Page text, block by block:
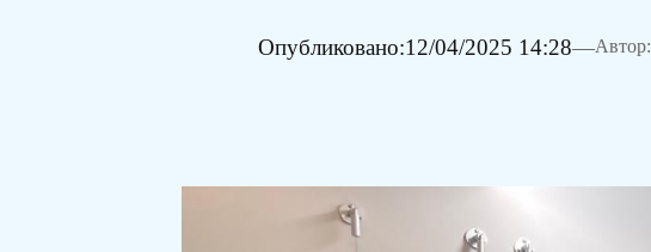
Опубликовано:12/04/2025 14:28—Автор: